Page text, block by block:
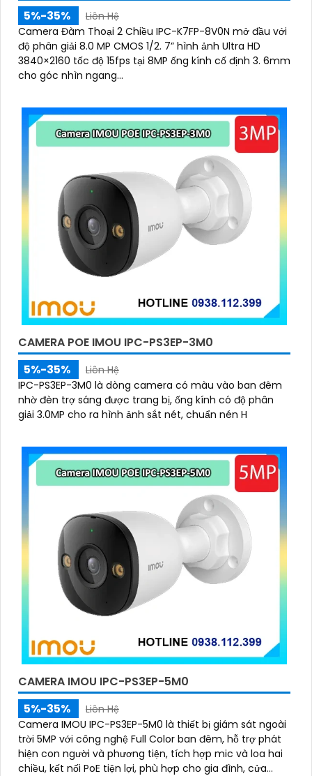
5%-35%
Liên Hệ
Camera Đàm Thoại 2 Chiều IPC-K7FP-8V0N mở đầu với
độ phân giải 8.0 MP CMOS 1/2. 7” hình ảnh Ultra HD
3840×2160 tốc độ 15fps tại 8MP ống kính cố định 3. 6mm
cho góc nhìn ngang...
CAMERA POE IMOU IPC-PS3EP-3M0
5%-35%
Liên Hệ
IPC-PS3EP-3M0 là dòng camera có màu vào ban đêm
nhờ đèn trợ sáng được trang bị, ống kính có độ phân
giải 3.0MP cho ra hình ảnh sắt nét, chuẩn nén H
CAMERA IMOU IPC-PS3EP-5M0
5%-35%
Liên Hệ
Camera IMOU IPC-PS3EP-5M0 là thiết bị giám sát ngoài
trời 5MP với công nghệ Full Color ban đêm, hỗ trợ phát
hiện con người và phương tiện, tích hợp mic và loa hai
chiều, kết nối PoE tiện lợi, phù hợp cho gia đình, cửa